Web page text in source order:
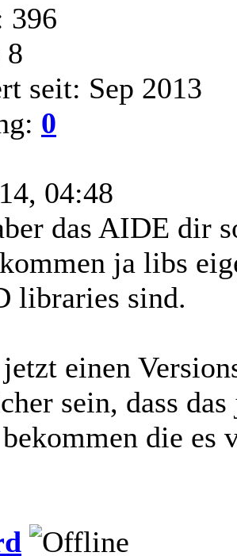
396
8
seit: Sep 2013
0
04:48
das AIDE dir
ja libs
libraries sind.
einen
sein, dass
die es